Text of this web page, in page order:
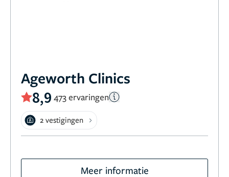
Ageworth Clinics
8,9 473 ervaringen
2 vestigingen
Meer informatie